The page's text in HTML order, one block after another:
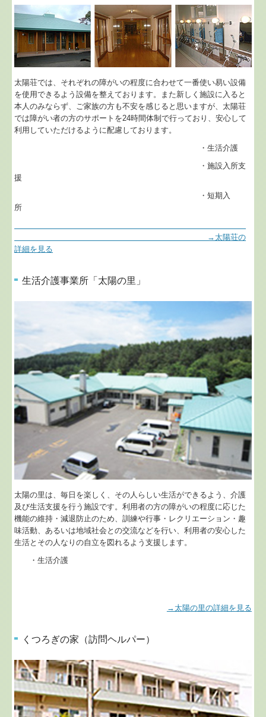
太陽荘では、それぞれの障がいの程度に合わせて一番使い易い設備
を使用できるよう設備を整えております。また新しく施設に入ると
本人のみならず、ご家族の方も不安を感じると思いますが、太陽荘
では障がい者の方のサポートを24時間体制で行っており、安心して
利用していただけるように配慮しております。
・生活介護
・施設入所支
援
・短期入
所
→太陽荘の
詳細を見る
生活介護事業所「太陽の里」
太陽の里は、毎日を楽しく、その人らしい生活ができるよう、介護
及び生活支援を行う施設です。利用者の方の障がいの程度に応じた
機能の維持・減退防止のため、訓練や行事・レクリエーション・趣
味活動、あるいは地域社会との交流などを行い、利用者の安心した
生活とその人なりの自立を図れるよう支援します。
・生活介護
→太陽の里の詳細を見る
くつろぎの家（訪問ヘルパー）